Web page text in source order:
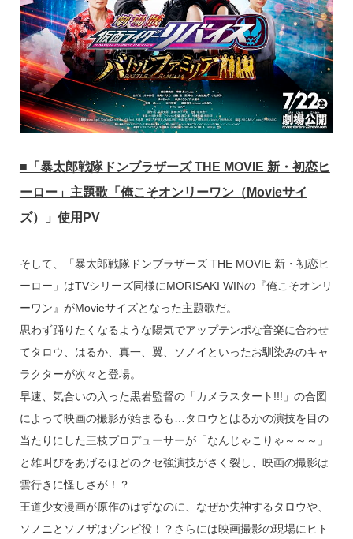
■「暴太郎戦隊ドンブラザーズ THE MOVIE 新・初恋ヒ
ーロー」主題歌「俺こそオンリーワン（Movieサイ
ズ）」使用PV
そして、「暴太郎戦隊ドンブラザーズ THE MOVIE 新・初恋ヒ
ーロー」はTVシリーズ同様にMORISAKI WINの『俺こそオンリ
ーワン』がMovieサイズとなった主題歌だ。
思わず踊りたくなるような陽気でアップテンポな音楽に合わせ
てタロウ、はるか、真一、翼、ソノイといったお馴染みのキャ
ラクターが次々と登場。
早速、気合いの入った黒岩監督の「カメラスタート!!!」の合図
によって映画の撮影が始まるも…タロウとはるかの演技を目の
当たりにした三枝プロデューサーが「なんじゃこりゃ～～～」
と雄叫びをあげるほどのクセ強演技がさく裂し、映画の撮影は
雲行きに怪しさが！？
王道少女漫画が原作のはずなのに、なぜか失神するタロウや、
ソノニとソノザはゾンビ役！？さらには映画撮影の現場にヒト